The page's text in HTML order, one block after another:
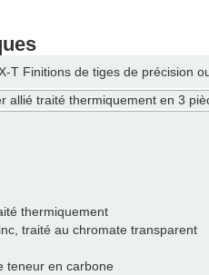
T Finitions de tiges de précision
allié traité thermiquement en 3
thermiquement
traité au chromate transparent
teneur en carbone